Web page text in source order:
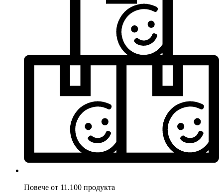
Повече от 11.100 продукта